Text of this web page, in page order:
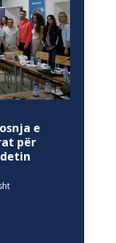
e
për